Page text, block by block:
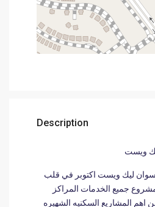
Description
ويست
سوان ليك ويست اكتوبر في قلب
المشروع جميع الخدمات المراكز
اهم المشاريع السكنيه الشهيره